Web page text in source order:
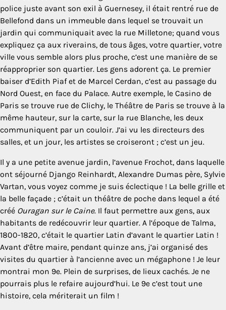
police juste avant son exil à Guernesey, il était rentré rue de
Bellefond dans un immeuble dans lequel se trouvait un
jardin qui communiquait avec la rue Milletone; quand vous
expliquez ça aux riverains, de tous âges, votre quartier, votre
ville vous semble alors plus proche, c’est une manière de se
réapproprier son quartier. Les gens adorent ça. Le premier
baiser d’Edith Piaf et de Marcel Cerdan, c’est au passage du
Nord Ouest, en face du Palace. Autre exemple, le Casino de
Paris se trouve rue de Clichy, le Théâtre de Paris se trouve à la
même hauteur, sur la carte, sur la rue Blanche, les deux
communiquent par un couloir. J’ai vu les directeurs des
salles, et un jour, les artistes se croiseront ; c’est un jeu.
Il y a une petite avenue jardin, l’avenue Frochot, dans laquelle
ont séjourné Django Reinhardt, Alexandre Dumas père, Sylvie
Vartan, vous voyez comme je suis éclectique ! La belle grille et
la belle façade ; c’était un théâtre de poche dans lequel a été
créé Ouragan sur le Caine. Il faut permettre aux gens, aux
habitants de redécouvrir leur quartier. A l’époque de Talma,
1800-1820, c’était le quartier Latin d’avant le quartier Latin !
Avant d’être maire, pendant quinze ans, j’ai organisé des
visites du quartier à l’ancienne avec un mégaphone ! Je leur
montrai mon 9e. Plein de surprises, de lieux cachés. Je ne
pourrais plus le refaire aujourd’hui. Le 9e c’est tout une
histoire, cela mériterait un film !